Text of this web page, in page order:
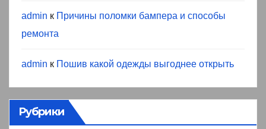
admin к Причины поломки бампера и способы
ремонта
admin к Пошив какой одежды выгоднее открыть
Рубрики